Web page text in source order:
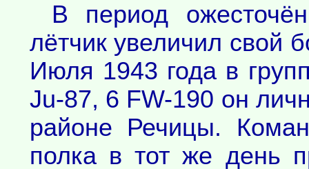
В период
лётчик увеличил свой
Июля 1943 года в
Ju-87, 6 FW-190 он
районе Речицы.
полка в тот же день